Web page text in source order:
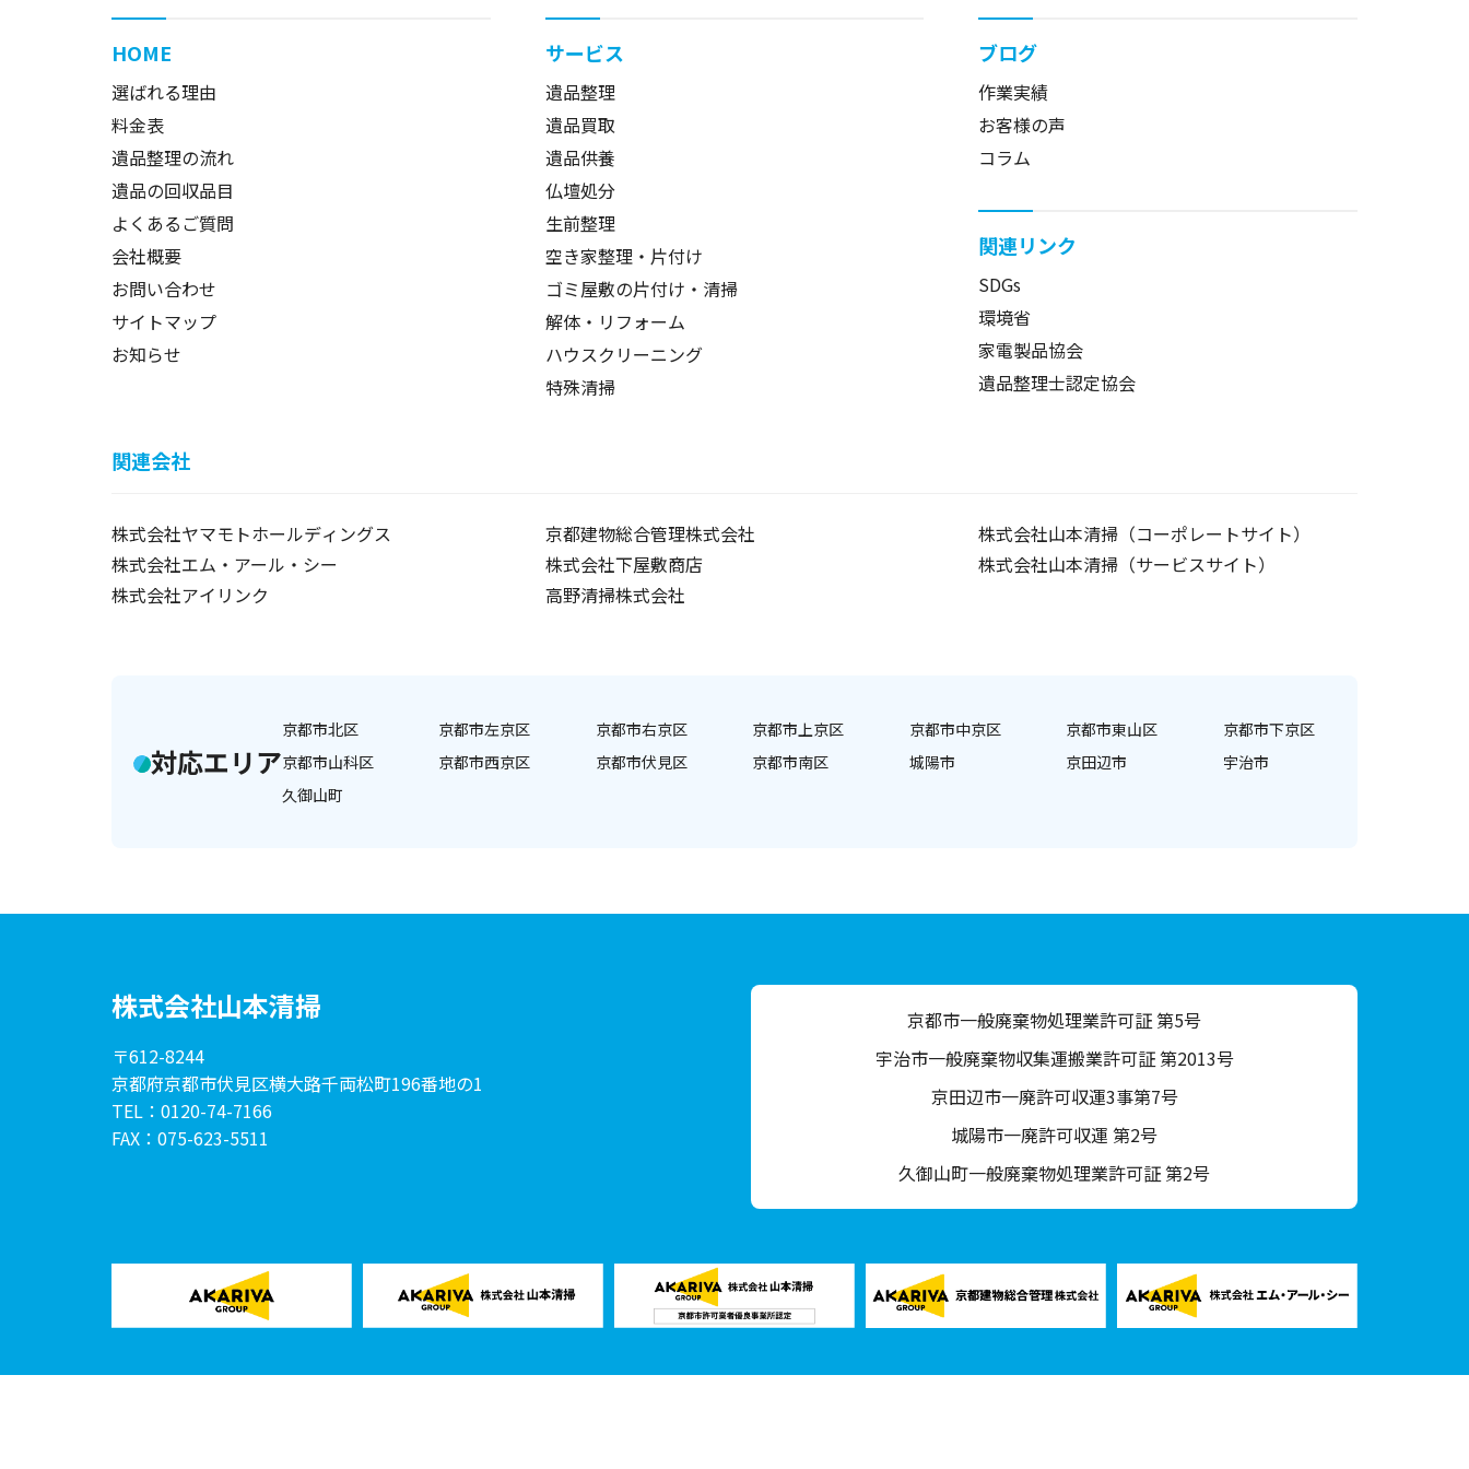
HOME
選ばれる理由
料金表
遺品整理の流れ
遺品の回収品目
よくあるご質問
会社概要
お問い合わせ
サイトマップ
お知らせ
サービス
遺品整理
遺品買取
遺品供養
仏壇処分
生前整理
空き家整理・片付け
ゴミ屋敷の片付け・清掃
解体・リフォーム
ハウスクリーニング
特殊清掃
ブログ
作業実績
お客様の声
コラム
関連リンク
SDGs
環境省
家電製品協会
遺品整理士認定協会
関連会社
株式会社ヤマモトホールディングス
株式会社エム・アール・シー
株式会社アイリンク
京都建物総合管理株式会社
株式会社下屋敷商店
高野清掃株式会社
株式会社山本清掃（コーポレートサイト）
株式会社山本清掃（サービスサイト）
対応エリア
京都市北区 京都市左京区 京都市右京区 京都市上京区 京都市中京区 京都市東山区
京都市下京区
京都市山科区
京都市西京区 京都市伏見区 京都市南区 城陽市 京田辺市
宇治市
久御山町
株式会社山本清掃
〒612-8244
京都府京都市伏見区横大路千両松町196番地の1
TEL：0120-74-7166
FAX：075-623-5511
京都市一般廃棄物処理業許可証 第5号
宇治市一般廃棄物収集運搬業許可証 第2013号
京田辺市一廃許可収運3事第7号
城陽市一廃許可収運 第2号
久御山町一般廃棄物処理業許可証 第2号